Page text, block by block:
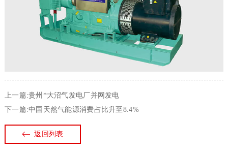
上一篇:贵州*大沼气发电厂并网发电
下一篇:中国天然气能源消费占比升至8.4%
返回列表